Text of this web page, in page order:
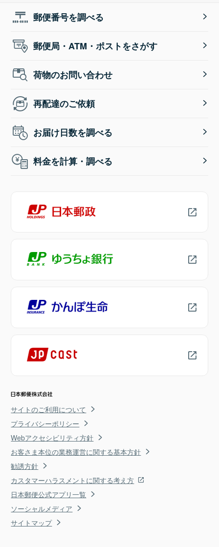
郵便番号を調べる
郵便局・ATM・ポストをさがす
荷物のお問い合わせ
再配達のご依頼
お届け日数を調べる
料金を計算・調べる
サイトのご利用について
プライバシーポリシー
Webアクセシビリティ方針
お客さま本位の業務運営に関する基本方針
勧誘方針
カスタマーハラスメントに関する考え方
日本郵便公式アプリ一覧
ソーシャルメディア
サイトマップ